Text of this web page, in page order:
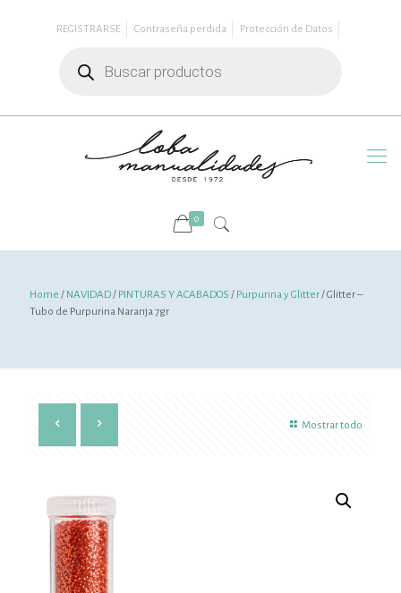
REGISTRARSE Contraseña perdida
Protección de Datos
productos
0
Home / NAVIDAD/ PINTURAS Y ACABADOS / Purpurina y Glitter/ Glitter –
Tubo de Purpurina Naranja 7gr
Mostrar todo